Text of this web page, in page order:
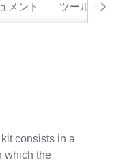
メント ツール &
consists in a
which the